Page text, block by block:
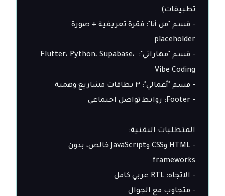
- قسم "من أنا": فقرة تعريفية + صورة
- قسم "مهاراتي": Flutter، Python، Supabase،
- قسم "أعمالي": ٣ بطاقات مشاريع وهمية
- Footer: روابط تواصل اجتماعي
- HTML وCSS وJavaScript خالص، بدون
- الاتجاه: RTL عربي كامل
- متجاوب مع الجوال